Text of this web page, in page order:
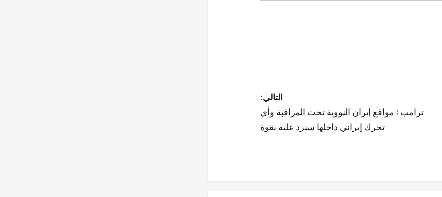
التالي:
ترامب : مواقع إيران النووية تحت المراقبة وأي
تحرك إيراني داخلها سنرد عليه بقوة